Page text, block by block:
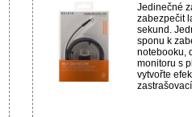
Jedinečné
zabezpečit
sekund.
sponu k
notebooku,
monitoru s
vytvořte